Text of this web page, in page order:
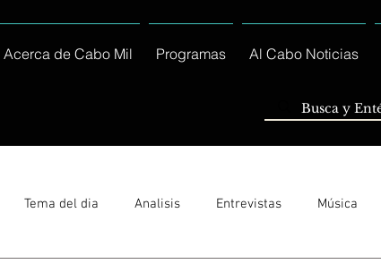
Acerca de Cabo Mil Programas Al Cabo Noticias
Tema del dia Analisis Entrevistas Música